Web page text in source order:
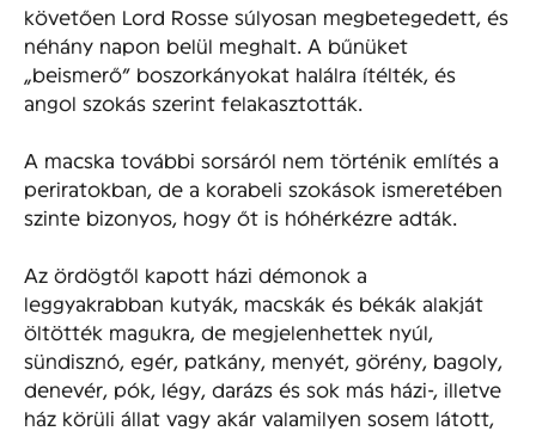
követően Lord Rosse súlyosan megbetegedett, és
néhány napon belül meghalt. A bűnüket
„beismerő” boszorkányokat halálra ítélték, és
angol szokás szerint felakasztották.
A macska további sorsáról nem történik említés a
periratokban, de a korabeli szokások ismeretében
szinte bizonyos, hogy őt is hóhérkézre adták.
Az ördögtől kapott házi démonok a
leggyakrabban kutyák, macskák és békák alakját
öltötték magukra, de megjelenhettek nyúl,
sündisznó, egér, patkány, menyét, görény, bagoly,
denevér, pók, légy, darázs és sok más házi-, illetve
ház körüli állat vagy akár valamilyen sosem látott,